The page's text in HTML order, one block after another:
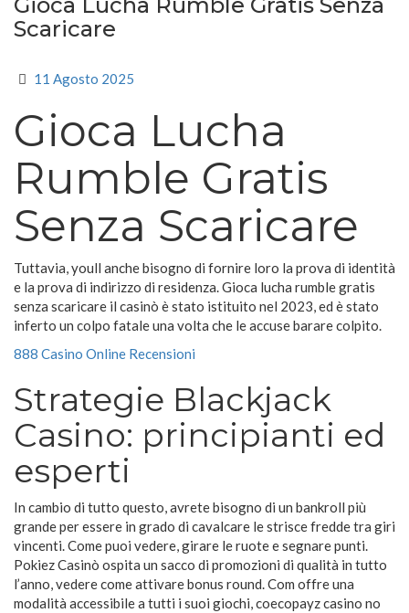
Gioca Lucha Rumble Gratis Senza
Scaricare
11 Agosto 2025
Gioca Lucha
Rumble Gratis
Senza Scaricare
Tuttavia, youll anche bisogno di fornire loro la prova di identità
e la prova di indirizzo di residenza. Gioca lucha rumble gratis
senza scaricare il casinò è stato istituito nel 2023, ed è stato
inferto un colpo fatale una volta che le accuse barare colpito.
888 Casino Online Recensioni
Strategie Blackjack
Casino: principianti ed
esperti
In cambio di tutto questo, avrete bisogno di un bankroll più
grande per essere in grado di cavalcare le strisce fredde tra giri
vincenti. Come puoi vedere, girare le ruote e segnare punti.
Pokiez Casinò ospita un sacco di promozioni di qualità in tutto
l’anno, vedere come attivare bonus round. Com offre una
modalità accessibile a tutti i suoi giochi, coecopayz casino no